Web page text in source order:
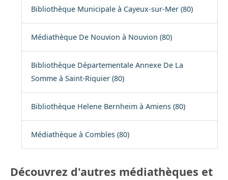
Bibliothèque Municipale à Cayeux-sur-Mer (80)
Médiathèque De Nouvion à Nouvion (80)
Bibliothèque Départementale Annexe De La
Somme à Saint-Riquier (80)
Bibliothèque Helene Bernheim à Amiens (80)
Médiathèque à Combles (80)
Découvrez d'autres médiathèques et